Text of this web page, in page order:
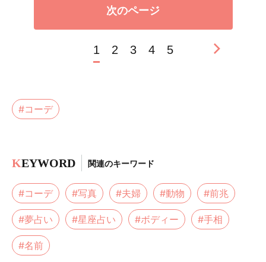
次のページ
1 2 3 4 5
#コーデ
KEYWORD 関連のキーワード
#コーデ #写真 #夫婦 #動物 #前兆
#夢占い #星座占い #ボディー #手相
#名前